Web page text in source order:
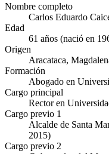
Nombre completo
Carlos Eduardo
Edad
61 años (nació en
Origen
Aracataca,
Formación
Abogado en
Cargo principal
Rector en
Cargo previo 1
Alcalde de Santa
2015)
Cargo previo 2